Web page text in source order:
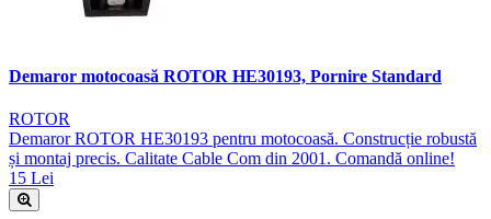
Demaror motocoasă ROTOR HE30193, Pornire Standard
ROTOR
Demaror ROTOR HE30193 pentru motocoasă. Construcție robustă
și montaj precis. Calitate Cable Com din 2001. Comandă online!
15 Lei